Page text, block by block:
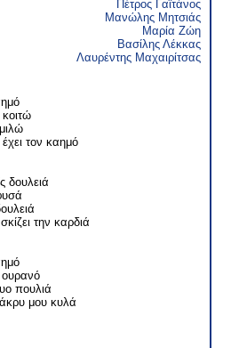
Πέτρος Γαϊτάνος
Μανώλης Μητσιάς
Μαρία Ζώη
Βασίλης Λέκκας
Λαυρέντης Μαχαιρίτσας
τον καημό
δουλειά
την καρδιά
ουρανό
πουλιά
μου κυλά